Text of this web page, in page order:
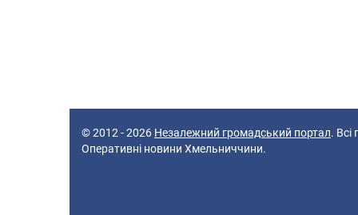
© 2012 - 2026 Незалежний громадський портал. Всі
Оперативні новини Хмельниччини.